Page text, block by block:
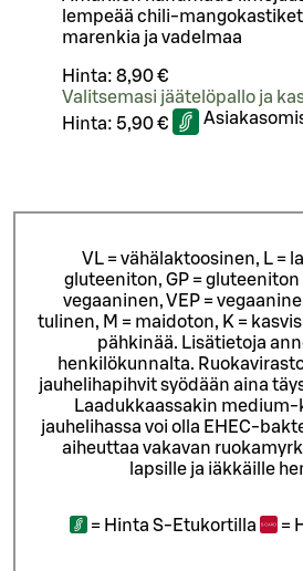
lempeää chili-
marenkia ja vadelmaa
Hinta: 8,90 €
Valitsemasi jäätelöpallo ja
Hinta: 5,90 €
VL = vähälaktoosinen, L =
gluteeniton, GP = gluteeniton
vegaaninen, VEP =
tulinen, M = maidoton, K =
pähkinää. Lisätietoja
henkilökunnalta.
jauhelihapihvit syödään aina
Laadukkaassakin
jauhelihassa voi olla EHEC-
aiheuttaa vakavan
lapsille ja iäkkäille
= Hinta S-Etukortilla =